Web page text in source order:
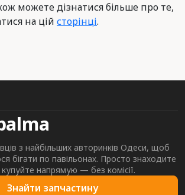
можете дізнатися більше про те,
на цій сторінці.
з найбільших авторинків Одеси, щоб
бігати по павільонах. Просто знаходите
напрямую — без комісії.
Знайти запчастину